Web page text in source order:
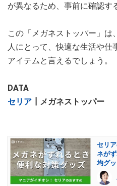
が異なるため、事前に確認す
この「メガネストッパー」は
人にとって、快適な生活や仕
アイテムと言えるでしょう。
DATA
セリア ┃メガネストッパー
セリ
ネが
均グ